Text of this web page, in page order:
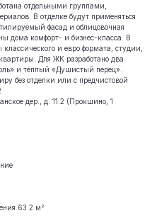
отдельными группами,
В отделке будут применяться
фасад и облицовочная
дома комфорт- и бизнес-класса. В
и евро формата, студии,
Для ЖК разработано два
и тёплый «Душистый перец».
без отделки или с предчистовой
дер., д. 11.2 (Прокшино, 1
63.2 м²